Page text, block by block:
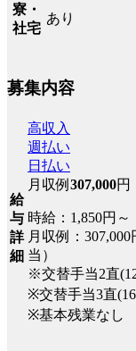
寮・
社宅
あり
募集内容
給
与
詳
細
高収入
週払い
日払い
月収例 307,000円
時給：1,850円～
月収例：
当）
※交替手当2直
※交替手当3直
※基本残業なし